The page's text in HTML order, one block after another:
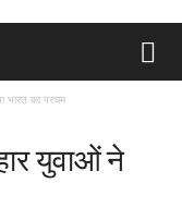
भारत का परचम
युवाओं ने